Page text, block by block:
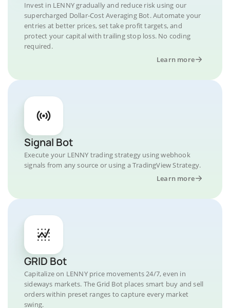
Invest in LENNY gradually and reduce risk using our
supercharged Dollar-Cost Averaging Bot. Automate your
entries at better prices, set take profit targets, and
protect your capital with trailing stop loss. No coding
required.
Learn more
Signal Bot
Execute your LENNY trading strategy using webhook
signals from any source or using a TradingView Strategy.
Learn more
GRID Bot
Capitalize on LENNY price movements 24/7, even in
sideways markets. The Grid Bot places smart buy and sell
orders within preset ranges to capture every market
swing.